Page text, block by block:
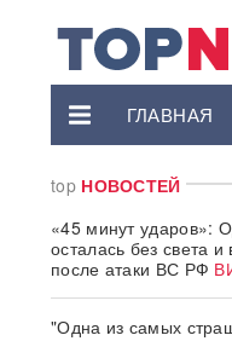
ГЛАВНАЯ
top НОВОСТЕЙ
«45 минут ударов»:
осталась без света и
после атаки ВС РФ
"Одна из самых